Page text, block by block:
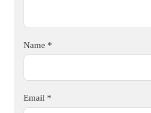
Name *
Email *